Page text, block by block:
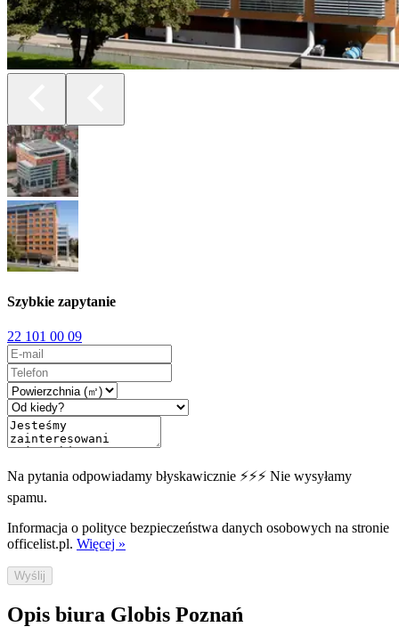
Szybkie zapytanie
22 101 00 09
Na pytania odpowiadamy błyskawicznie ⚡⚡⚡ Nie wysyłamy
spamu.
Informacja o polityce bezpieczeństwa danych osobowych na stronie
officelist.pl. Więcej »
Wyślij
Opis biura Globis Poznań